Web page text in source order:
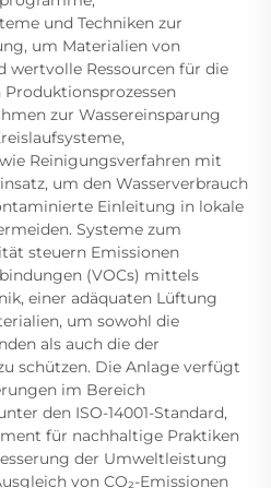
und Techniken zur
um Materialien von
wertvolle Ressourcen für die
zur Wassereinsparung
Reinigungsverfahren mit
um den Wasserverbrauch
Einleitung in lokale
Systeme zum
steuern Emissionen
(VOCs) mittels
einer adäquaten Lüftung
um sowohl die
als auch die der
schützen. Die Anlage verfügt
im Bereich
den ISO-14001-Standard,
für nachhaltige Praktiken
der Umweltleistung
von CO₂-Emissionen